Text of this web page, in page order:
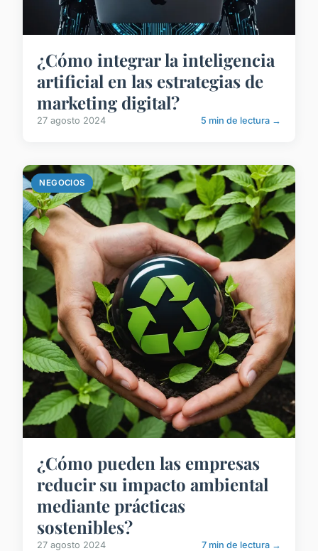
¿Cómo integrar la inteligencia
artificial en las estrategias de
marketing digital?
27 agosto 2024 5 min de lectura →
NEGOCIOS
¿Cómo pueden las empresas
reducir su impacto ambiental
mediante prácticas
sostenibles?
27 agosto 2024 7 min de lectura →